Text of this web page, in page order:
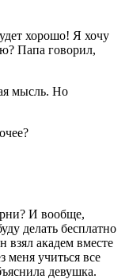
хорошо! Я хочу
Папа говорил,
мысль. Но
И вообще,
делать бесплатно
академ вместе
меня учиться все
девушка.